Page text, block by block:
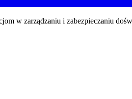
w zarządzaniu i zabezpieczaniu